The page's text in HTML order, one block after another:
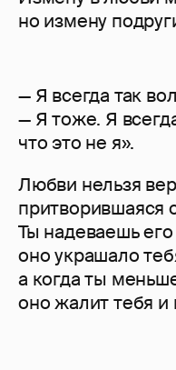
но измену
— Я всегда так
— Я тоже. Я
что это не я».
Любви нельзя
притворившаяся
Ты надеваешь
оно украшало
а когда ты
оно жалит тебя и